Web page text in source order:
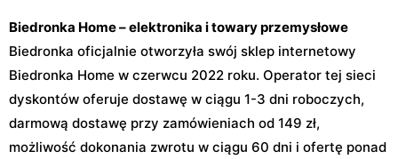
Biedronka Home – elektronika i towary przemysłowe
Biedronka oficjalnie otworzyła swój sklep internetowy
Biedronka Home w czerwcu 2022 roku. Operator tej sieci
dyskontów oferuje dostawę w ciągu 1-3 dni roboczych,
darmową dostawę przy zamówieniach od 149 zł,
możliwość dokonania zwrotu w ciągu 60 dni i ofertę ponad